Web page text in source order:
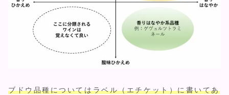
ブドウ品種についてはラベル（エチケット）に書いてあ